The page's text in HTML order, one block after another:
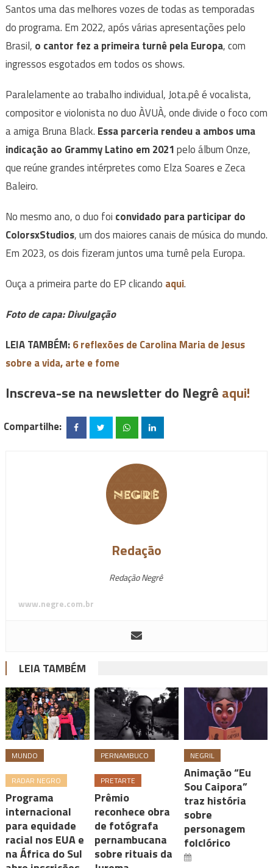
Santos uma das melhores vozes de todas as temporadas
do programa. Em 2022, após várias apresentações pelo
Brasil, o cantor fez a primeira turnê pela Europa, com
ingressos esgotados em todos os shows.
Paralelamente ao trabalho individual, Jota.pê é vocalista,
compositor e violonista no duo ÀVUÀ, onde divide o foco com
a amiga Bruna Black. Essa parceria rendeu a ambos uma
indicação ao Grammy Latino em 2021pelo álbum Onze,
que reúne grandes intérpretes como Elza Soares e Zeca
Baleiro.
No mesmo ano, o duo foi convidado para participar do
ColorsxStudios, um dos maiores canais de música do mundo.
Em 2023, os dois fizeram juntos uma turnê pela Europa.
Ouça a primeira parte do EP clicando aqui.
Foto de capa: Divulgação
LEIA TAMBÉM:6 reflexões de Carolina Maria de Jesus
sobre a vida, arte e fome
Inscreva-se na newsletter do Negrê aqui!
Compartilhe:
Redação
Redação Negrê
www.negre.com.br
LEIA TAMBÉM
MUNDO
RADAR NEGRO
Programa
internacional
para equidade
racial nos EUA e
na África do Sul
PERNAMBUCO
PRETARTE
Prêmio
reconhece obra
de fotógrafa
pernambucana
sobre rituais da
NEGRIL
Animação “Eu
Sou Caipora”
traz história
sobre
personagem
folclórico